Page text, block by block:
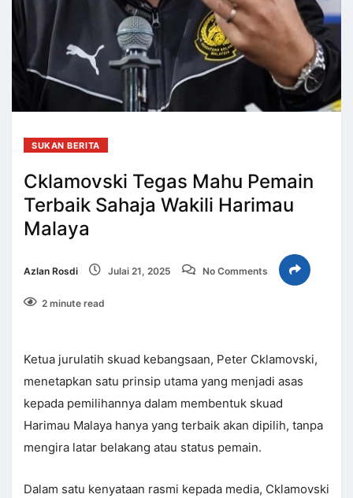
SUKAN BERITA
Cklamovski Tegas Mahu Pemain
Terbaik Sahaja Wakili Harimau
Malaya
Azlan Rosdi Julai 21, 2025 No Comments
2 minute read
Ketua jurulatih skuad kebangsaan, Peter Cklamovski,
menetapkan satu prinsip utama yang menjadi asas
kepada pemilihannya dalam membentuk skuad
Harimau Malaya hanya yang terbaik akan dipilih, tanpa
mengira latar belakang atau status pemain.
Dalam satu kenyataan rasmi kepada media, Cklamovski